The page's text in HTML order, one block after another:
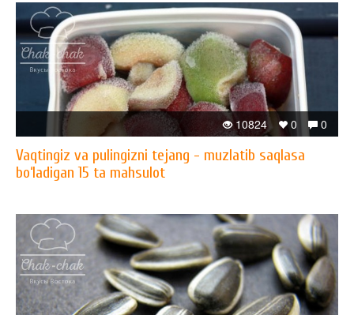
0
0
10824
Vaqtingiz va pulingizni tejang - muzlatib saqlasa
bo‘ladigan 15 ta mahsulot